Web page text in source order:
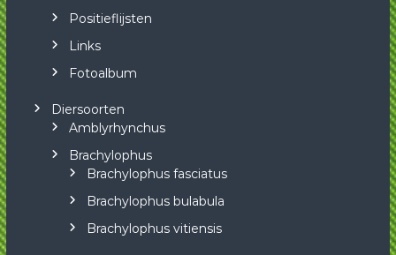
Positieflijsten
Links
Fotoalbum
Diersoorten
Amblyrhynchus
Brachylophus
Brachylophus fasciatus
Brachylophus bulabula
Brachylophus vitiensis